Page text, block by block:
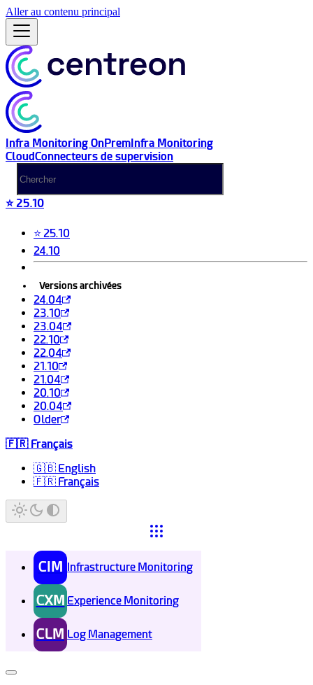
Aller au contenu principal
Infra Monitoring OnPremInfra Monitoring
CloudConnecteurs de supervision
⭐ 25.10
⭐ 25.10
24.10
Versions archivées
24.04
23.10
23.04
22.10
22.04
21.10
21.04
20.10
20.04
Older
🇫🇷 Français
🇬🇧 English
🇫🇷 Français
CIM Infrastructure Monitoring
CXM Experience Monitoring
CLM Log Management